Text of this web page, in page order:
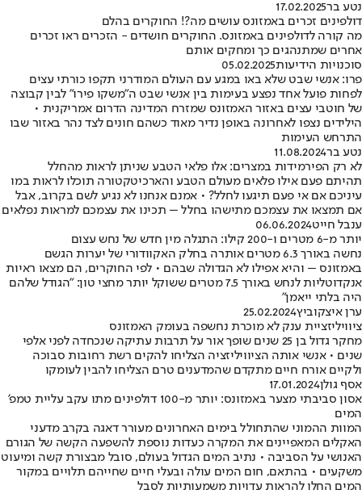
נטע בר17.02.2025
דולפינים זכרים באמזונס עושים מה?! החוקרים בהלם
מה קורה לדולפינים באמזונס. החוקרים חושדים - הזכרים ראו זכרים
אחרים שמתנהגים כך ומחקים אותם
סוכנויות הידיעות05.02.2025
פרו: אנשי שבט שלא באו במגע עם העולם המודרני תקפו כורתי עצים
לפחות פועל אחד נפצע בעימות בין אנשי שבט ה"משקו פירו" לבין קבוצה
של חוטבי עצים באזור האמזונס שמזרח המדינה הדרום אמריקנית •
הילידים נצפו לאחרונה באופן נדיר מאוד כשהם חונים לצד נהר באזור שבו
התרחש העימות
נטע בר11.08.2024
לא רק הפירמידות במצרים: אלו פלאי הטבע שניתן לראות מהחלל
תהיתם פעם אילו פלאים מעולם הטבע והארכיטקטורה תוכלו לראות במו
עיניכם אם אי פעם תיגעו לחלל? • אמנם אנחנו לא נגיע לשם בקרוב, אבל
אם תמצאו את עצמכם מתישהו בחלל – תכינו את עצמכם למראות נפלאים
ענבל חייט06.06.2024
יותר מ-6 מטרים ו-200 קילו: התגלה מין חדש של נחש עצום
נחשה באורך 6.3 מטרים אותרה בחלק האקוודורי של יערות הגשם
באמזונס – והיא אפילו לא הגדולה שבהם • לפי החוקרים, הם מצאו ראיות
אנקדוטליות לנחש באורך 7.5 מטרים ששוקל יותר מחצי טון: "הגודל שלהם
היה בלתי ייאמן"
ערן איצקוביץ25.02.2024
ציוויליזציית ענק לא מוכרת נחשפה בעומק האמזונס
מחקר גדול בן 25 שנים שופך אור על תרבות עתיקה שנכחדה לפני אלפי
שנים • אנשי אותה הציוויליזציה הצליחו להקים רשת רחובות סבוכה
ולקיים אורח חיים מתקדם שהמדענים טרם הצליחו להבין לעומקו
אסף גולן17.01.2024
אסון סביבתי מצער באמזונס: יותר מ-100 דולפינים מתו עקב עליית טמפ'
המים
המוות ההמוני שהתחולל בימים האחרונים מעורר דאגה בקרב מדעני
האקלים המאפיינים את המקרה כעדות נוספת להשפעה הקשה של הגורם
האנושי על הסביבה • נתיב המים הגדול בעולם, סובל מבצורת קשה ומיעוט
משקעים • בהתאם, חום המים עולה ובעלי חיים שחייהם תלויים במקור
המים החלו להראות עדויות משמעותיות לסבל